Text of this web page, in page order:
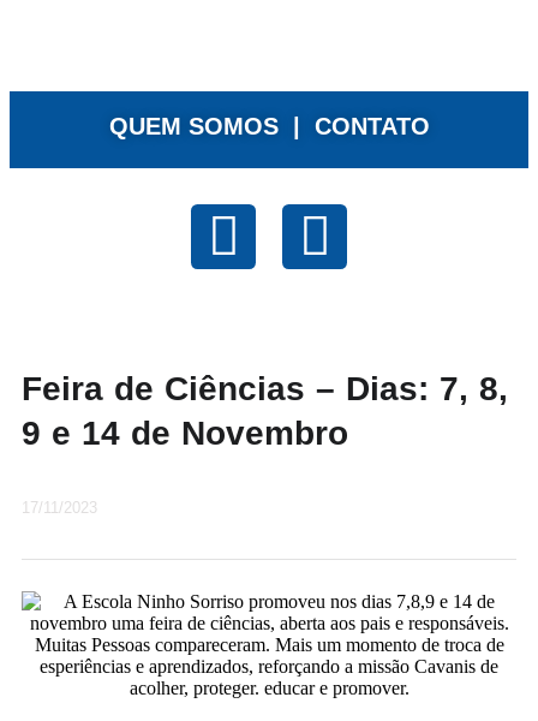
QUEM SOMOS | CONTATO
Feira de Ciências – Dias: 7, 8,
9 e 14 de Novembro
17/11/2023